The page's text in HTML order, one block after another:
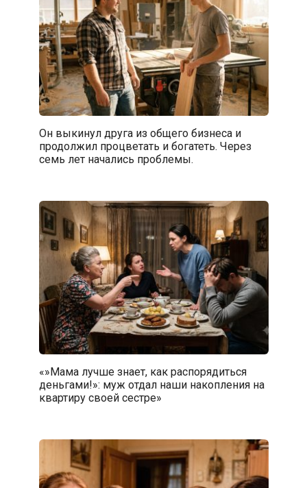
Он выкинул друга из общего бизнеса и
продолжил процветать и богатеть. Через
семь лет начались проблемы.
«»Мама лучше знает, как распорядиться
деньгами!»: муж отдал наши накопления на
квартиру своей сестре»